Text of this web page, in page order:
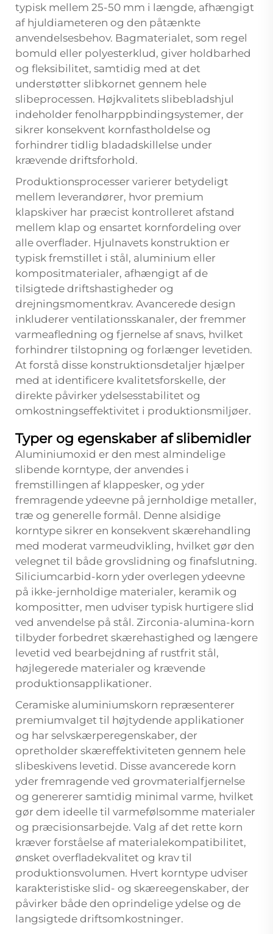
typisk mellem 25-50 mm i længde, afhængigt
af hjuldiameteren og den påtænkte
anvendelsesbehov. Bagmaterialet, som regel
bomuld eller polyesterklud, giver holdbarhed
og fleksibilitet, samtidig med at det
understøtter slibkornet gennem hele
slibeprocessen. Højkvalitets slibebladshjul
indeholder fenolharppbindingsystemer, der
sikrer konsekvent kornfastholdelse og
forhindrer tidlig bladadskillelse under
krævende driftsforhold.
Produktionsprocesser varierer betydeligt
mellem leverandører, hvor premium
klapskiver har præcist kontrolleret afstand
mellem klap og ensartet kornfordeling over
alle overflader. Hjulnavets konstruktion er
typisk fremstillet i stål, aluminium eller
kompositmaterialer, afhængigt af de
tilsigtede driftshastigheder og
drejningsmomentkrav. Avancerede design
inkluderer ventilationsskanaler, der fremmer
varmeafledning og fjernelse af snavs, hvilket
forhindrer tilstopning og forlænger levetiden.
At forstå disse konstruktionsdetaljer hjælper
med at identificere kvalitetsforskelle, der
direkte påvirker ydelsesstabilitet og
omkostningseffektivitet i produktionsmiljøer.
Typer og egenskaber af slibemidler
Aluminiumoxid er den mest almindelige
slibende korntype, der anvendes i
fremstillingen af klappesker, og yder
fremragende ydeevne på jernholdige metaller,
træ og generelle formål. Denne alsidige
korntype sikrer en konsekvent skærehandling
med moderat varmeudvikling, hvilket gør den
velegnet til både grovslidning og finafslutning.
Siliciumcarbid-korn yder overlegen ydeevne
på ikke-jernholdige materialer, keramik og
kompositter, men udviser typisk hurtigere slid
ved anvendelse på stål. Zirconia-alumina-korn
tilbyder forbedret skærehastighed og længere
levetid ved bearbejdning af rustfrit stål,
højlegerede materialer og krævende
produktionsapplikationer.
Ceramiske aluminiumskorn repræsenterer
premiumvalget til højtydende applikationer
og har selvskærperegenskaber, der
opretholder skæreffektiviteten gennem hele
slibeskivens levetid. Disse avancerede korn
yder fremragende ved grovmaterialfjernelse
og genererer samtidig minimal varme, hvilket
gør dem ideelle til varmefølsomme materialer
og præcisionsarbejde. Valg af det rette korn
kræver forståelse af materialekompatibilitet,
ønsket overfladekvalitet og krav til
produktionsvolumen. Hvert korntype udviser
karakteristiske slid- og skæreegenskaber, der
påvirker både den oprindelige ydelse og de
langsigtede driftsomkostninger.